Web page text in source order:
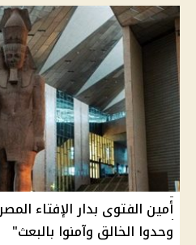
أمين الفتوى بدار الإفتاء
وحدوا الخالق وآمنوا بالبعث"